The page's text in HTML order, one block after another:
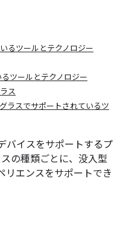
るツールとテクノロジー
ツールとテクノロジー
ス
ラスでサポートされているツ
バイスをサポートするプ
の種類ごとに、没入型
リエンスをサポートでき